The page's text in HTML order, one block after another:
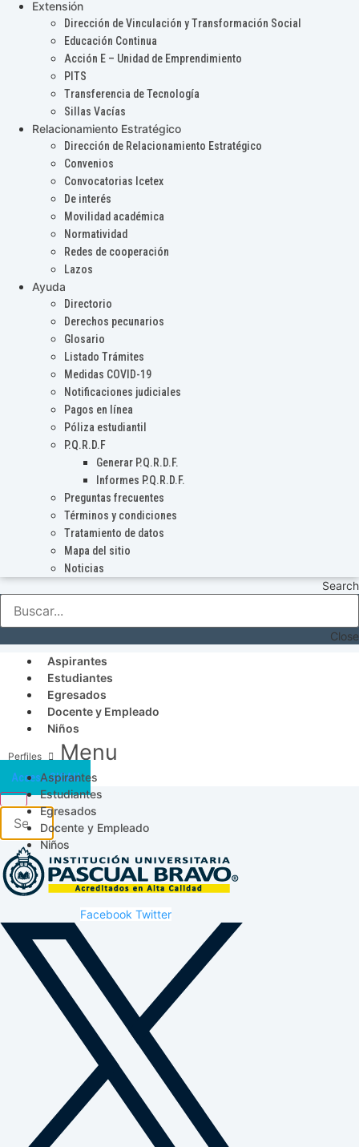
Extensión
Dirección de Vinculación y Transformación Social
Educación Continua
Acción E – Unidad de Emprendimiento
PITS
Transferencia de Tecnología
Sillas Vacías
Relacionamiento Estratégico
Dirección de Relacionamiento Estratégico
Convenios
Convocatorias Icetex
De interés
Movilidad académica
Normatividad
Redes de cooperación
Lazos
Ayuda
Directorio
Derechos pecunarios
Glosario
Listado Trámites
Medidas COVID-19
Notificaciones judiciales
Pagos en línea
Póliza estudiantil
P.Q.R.D.F
Generar P.Q.R.D.F.
Informes P.Q.R.D.F.
Preguntas frecuentes
Términos y condiciones
Tratamiento de datos
Mapa del sitio
Noticias
Search
Close
Aspirantes
Estudiantes
Egresados
Docente y Empleado
Niños
Menu
Aspirantes
Estudiantes
Egresados
Docente y Empleado
Niños
Acceso SICAU
Facebook Twitter